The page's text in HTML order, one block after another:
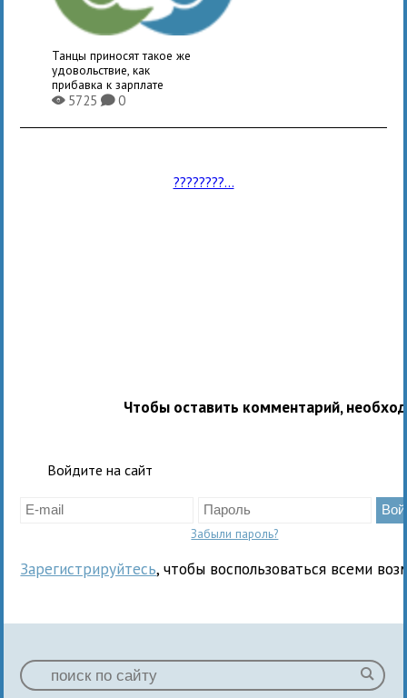
Танцы приносят такое же
удовольствие, как
прибавка к зарплате
X5725K0
????????...
Чтобы оставить комментарий,
Войдите на сайт
Забыли пароль?
Зарегистрируйтесь, чтобы воспользоваться всеми